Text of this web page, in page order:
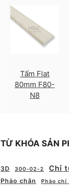
Tấm Flat
80mm F80-
N8
TỪ KHÓA SẢN
3D 300-02-2 Chỉ
Phào chân
Phào chỉ